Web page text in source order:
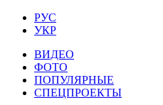
РУС
УКР
ВИДЕО
ФОТО
ПОПУЛЯРНЫЕ
СПЕЦПРОЕКТЫ